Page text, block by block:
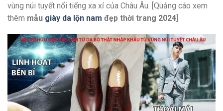
vùng núi tuyết nổi tiếng xa xỉ của Châu Âu. [Quảng cáo xem
thêm mẫu giày da lộn nam đẹp thời trang 2024